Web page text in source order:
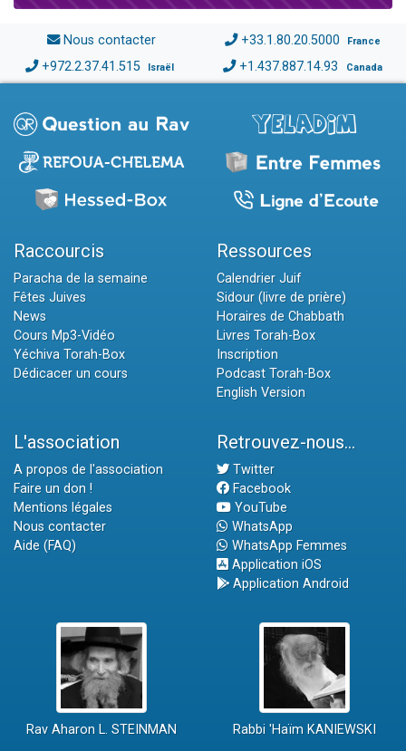
Nous contacter +33.1.80.20.5000 France
+972.2.37.41.515 Israël +1.437.887.14.93 Canada
Raccourcis
Paracha de la semaine
Fêtes Juives
News
Cours Mp3-Vidéo
Yéchiva Torah-Box
Dédicacer un cours
Ressources
Calendrier Juif
Sidour (livre de prière)
Horaires de Chabbath
Livres Torah-Box
Inscription
Podcast Torah-Box
English Version
L'association
A propos de l'association
Faire un don !
Mentions légales
Nous contacter
Aide (FAQ)
Retrouvez-nous...
Twitter
Facebook
YouTube
WhatsApp
WhatsApp Femmes
Application iOS
Application Android
Rav Aharon L. STEINMAN Rabbi 'Haïm KANIEWSKI